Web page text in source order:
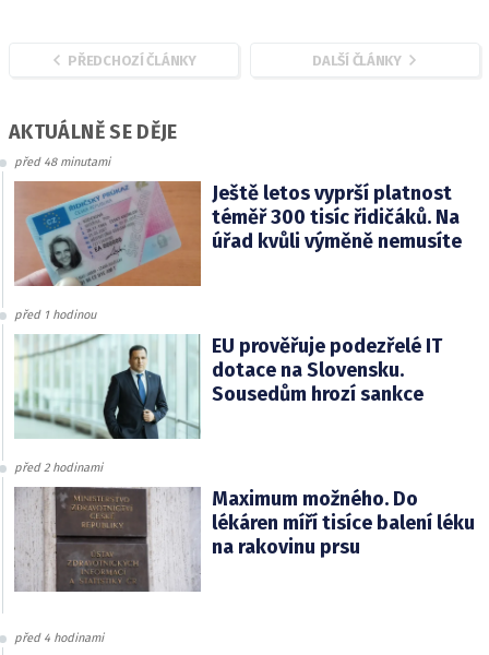
PŘEDCHOZÍ ČLÁNKY DALŠÍ ČLÁNKY
AKTUÁLNĚ SE DĚJE
před 48 minutami
Ještě letos vyprší platnost
téměř 300 tisíc řidičáků. Na
úřad kvůli výměně nemusíte
před 1 hodinou
EU prověřuje podezřelé IT
dotace na Slovensku.
Sousedům hrozí sankce
před 2 hodinami
Maximum možného. Do
lékáren míří tisíce balení léku
na rakovinu prsu
před 4 hodinami